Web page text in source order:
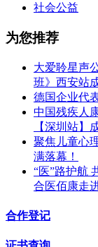
社会公益
为您推荐
大爱聆星声
班》西安站
德国企业代
中国残疾人
【深圳站】
聚焦儿童心
满落幕！
“医”路护航
合医佰康走
合作登记